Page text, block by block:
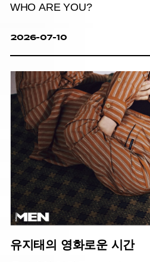
WHO ARE YOU?
2026-07-10
유지태의 영화로운 시간